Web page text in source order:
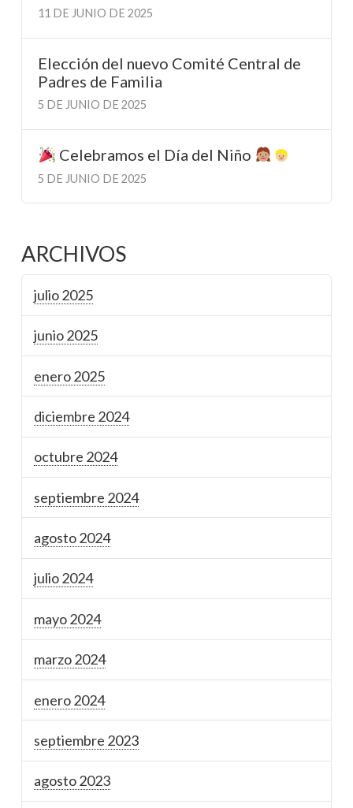
11 DE JUNIO DE 2025
Elección del nuevo Comité Central de
Padres de Familia
5 DE JUNIO DE 2025
Celebramos el Día del Niño
5 DE JUNIO DE 2025
ARCHIVOS
julio 2025
junio 2025
enero 2025
diciembre 2024
octubre 2024
septiembre 2024
agosto 2024
julio 2024
mayo 2024
marzo 2024
enero 2024
septiembre 2023
agosto 2023